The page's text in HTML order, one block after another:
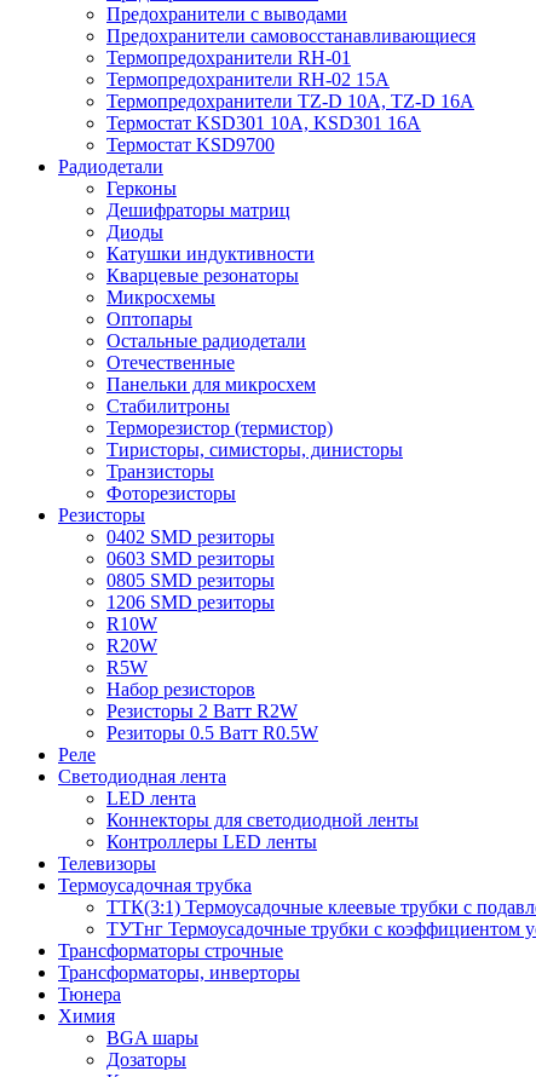
Предохранители с выводами
Предохранители самовосстанавливающиеся
Термопредохранители RH-01
Термопредохранители RH-02 15A
Термопредохранители TZ-D 10A, TZ-D 16A
Термостат KSD301 10A, KSD301 16A
Термостат KSD9700
Радиодетали
Герконы
Дешифраторы матриц
Диоды
Катушки индуктивности
Кварцевые резонаторы
Микросхемы
Оптопары
Остальные радиодетали
Отечественные
Панельки для микросхем
Стабилитроны
Терморезистор (термистор)
Тиристоры, симисторы, динисторы
Транзисторы
Фоторезисторы
Резисторы
0402 SMD резиторы
0603 SMD резиторы
0805 SMD резиторы
1206 SMD резиторы
R10W
R20W
R5W
Набор резисторов
Резисторы 2 Ватт R2W
Резиторы 0.5 Ватт R0.5W
Реле
Светодиодная лента
LED лента
Коннекторы для светодиодной ленты
Контроллеры LED ленты
Телевизоры
Термоусадочная трубка
ТТК(3:1) Термоусадочные клеевые трубки с
ТУТнг Термоусадочные трубки с коэффициентом
Трансформаторы строчные
Трансформаторы, инверторы
Тюнера
Химия
BGA шары
Дозаторы